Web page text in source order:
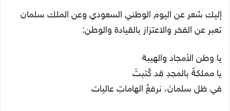
إليك شعر عن اليوم الوطني السعودي وعن الملك سلمان
تعبر عن الفخر والاعتزاز بالقيادة والوطن:
يا وطن الأمجاد والهيبة
يا مملكةً بالمجدِ قد كُتبتْ
في ظل سلمانَ، نرفعُ الهاماتِ عاليات